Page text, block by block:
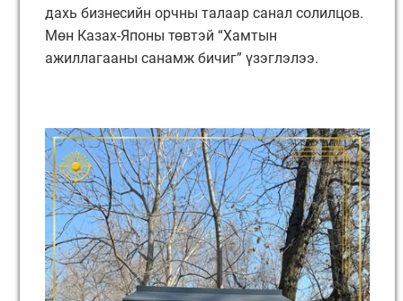
дахь бизнесийн орчны талаар санал солилцов.
Мөн Казах-Японы төвтэй “Хамтын
ажиллагааны санамж бичиг” үзэглэлээ.